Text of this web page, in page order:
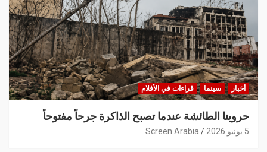
أخبار سينما قراءات في الأفلام
حروبنا الطائشة عندما تصبح الذاكرة جرحاً مفتوحاً
5 يونيو 2026 Screen Arabia